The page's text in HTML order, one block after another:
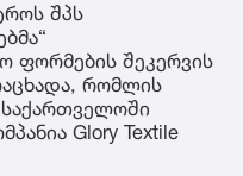
შპს
ფორმების შეკერვის
რომლის
Glory Textile